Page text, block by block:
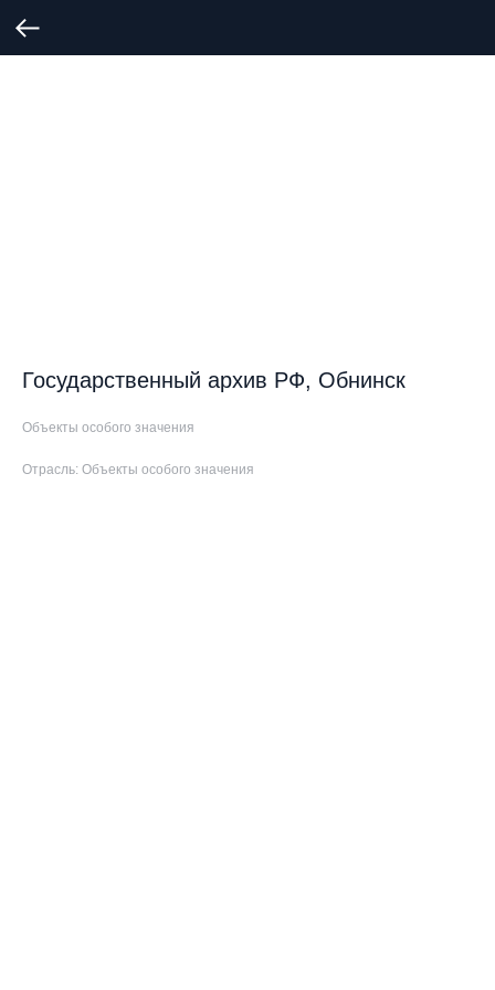
Государственный архив РФ, Обнинск
Объекты особого значения
Отрасль: Объекты особого значения